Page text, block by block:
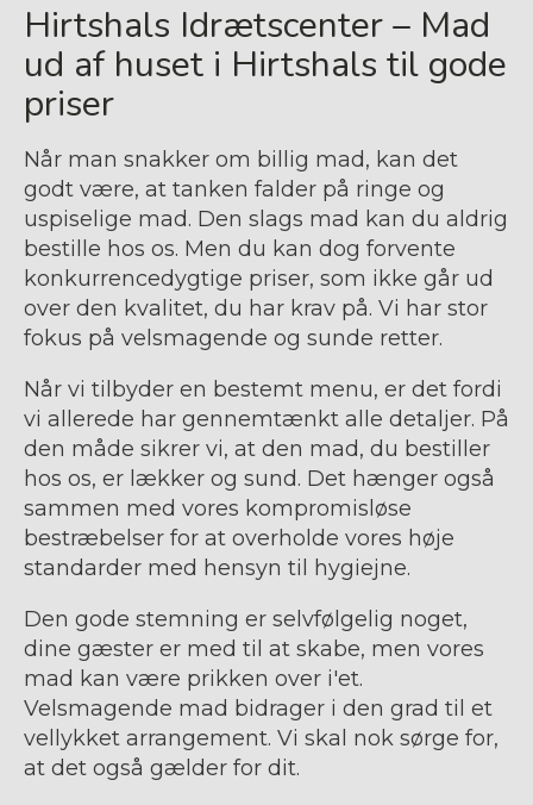
Hirtshals Idrætscenter – Mad
ud af huset i Hirtshals til gode
priser
Når man snakker om billig mad, kan det
godt være, at tanken falder på ringe og
uspiselige mad. Den slags mad kan du aldrig
bestille hos os. Men du kan dog forvente
konkurrencedygtige priser, som ikke går ud
over den kvalitet, du har krav på. Vi har stor
fokus på velsmagende og sunde retter.
Når vi tilbyder en bestemt menu, er det fordi
vi allerede har gennemtænkt alle detaljer. På
den måde sikrer vi, at den mad, du bestiller
hos os, er lækker og sund. Det hænger også
sammen med vores kompromisløse
bestræbelser for at overholde vores høje
standarder med hensyn til hygiejne.
Den gode stemning er selvfølgelig noget,
dine gæster er med til at skabe, men vores
mad kan være prikken over i'et.
Velsmagende mad bidrager i den grad til et
vellykket arrangement. Vi skal nok sørge for,
at det også gælder for dit.